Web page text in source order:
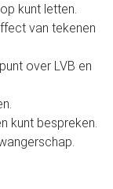
kunt letten.
van tekenen
over LVB en
kunt bespreken.